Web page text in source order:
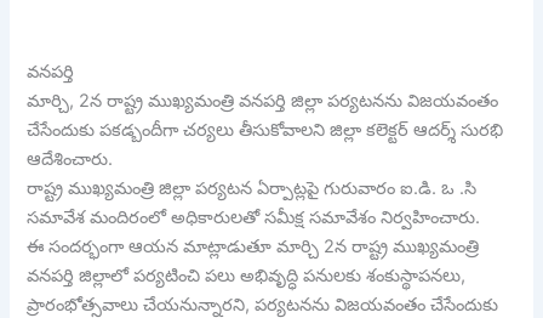
వనపర్తి
మార్చి, 2న రాష్ట్ర ముఖ్యమంత్రి వనపర్తి జిల్లా పర్యటనను విజయవంతం
చేసేందుకు పకడ్బందీగా చర్యలు తీసుకోవాలని జిల్లా కలెక్టర్ ఆదర్శ్ సురభి
ఆదేశించారు.
రాష్ట్ర ముఖ్యమంత్రి జిల్లా పర్యటన ఏర్పాట్లపై గురువారం ఐ.డి. ఒ .సి
సమావేశ మందిరంలో అధికారులతో సమీక్ష సమావేశం నిర్వహించారు.
ఈ సందర్భంగా ఆయన మాట్లాడుతూ మార్చి 2న రాష్ట్ర ముఖ్యమంత్రి
వనపర్తి జిల్లాలో పర్యటించి పలు అభివృద్ధి పనులకు శంకుస్థాపనలు,
ప్రారంభోత్సవాలు చేయనున్నారని, పర్యటనను విజయవంతం చేసేందుకు